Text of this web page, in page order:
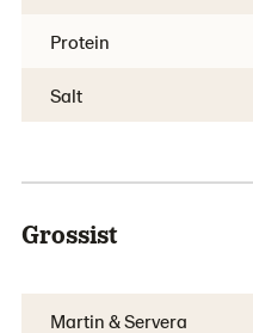
Protein
Salt
Grossist
Martin & Servera